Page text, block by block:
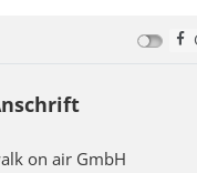
on air GmbH